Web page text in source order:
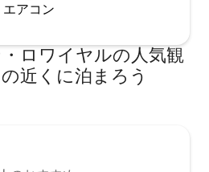
エアコン
ロワイヤルの人気観
近くに泊まろう